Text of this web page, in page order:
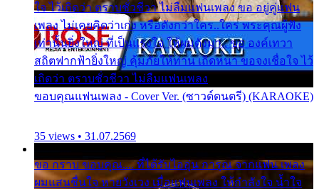
ใจ ไว้เถิดว่า ตราบชั่วชีวา ไม่ลืมแฟนเพลง ขอ อยู่คู่แฟน
เพลง ไม่เคยคิดว่าเก่ง หรือดังกว่าใคร..ใคร พระคุณผู้ฟัง
เท่านั้นยิ่งใหญ่ ที่เป็นแรงใจ ให้ผมดังมา.. ขอ องค์เทวา
สถิตฟากฟ้ายิ่งใหญ่ คุ้มภัยให้ท่าน เถิดหนา ขอจงเชื่อใจ ไว้
เถิดว่า ตราบชั่วชีวา ไม่ลืมแฟนเพลง
ขอบคุณแฟนเพลง - Cover Ver. (ซาวด์ดนตรี) (KARAOKE)
35 views • 31.07.2569
ขอ กราบ ขอบคุณ.... ที่ได้รับไออุ่น การุณ จากแฟน เพลง
ผมแสนชื่นใจ หายวังเวง เมื่อแฟนเพลง ให้กำลังใจ น้ำใจ